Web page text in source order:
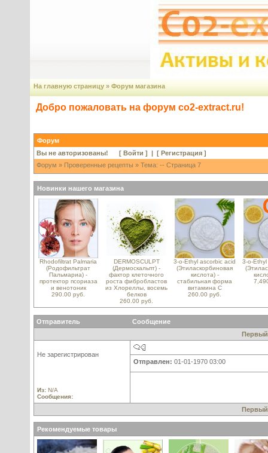
На главную страницу » Форум магазина
Добро пожаловать на форум co2-extract.ru!
Форум
Вы не авторизованы! [ Войти ] | [ Регистрация ]
Форум » Проверенные рецепты » Тема: -- Страница 7
Новинки нашего магазина
Rhodofiltrat Palmaria
(Родофильтрат
Пальмариа) -
протектор псориаза
и венотоник
290.00 руб.
DERMOSCULPT
(Дермоскальпт) -
фактор клеточного
роста фибробластов
из Хлореллы, восемь
белков
260.00 руб.
3-o-Ethyl ascorbic acid
(Этиласкорбиновая
кислота) -
стабильная форма
витамина С
260.00 руб.
3-o-
Отправитель
Сообщение
Первый
Не зарегистрирован
Из: N/A
Сообщения:
Отправлен: 01-01-1970 03:00
Первый
Рекомендуемые товары